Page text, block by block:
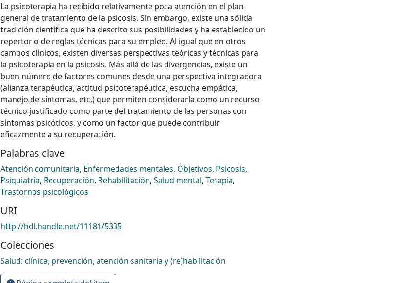
La psicoterapia ha recibido relativamente poca atención en el plan
general de tratamiento de la psicosis. Sin embargo, existe una sólida
tradición científica que ha descrito sus posibilidades y ha establecido un
repertorio de reglas técnicas para su empleo. Al igual que en otros
campos clínicos, existen diversas perspectivas teóricas y técnicas para
la psicoterapia en la psicosis. Más allá de las divergencias, existe un
buen número de factores comunes desde una perspectiva integradora
(alianza terapéutica, actitud psicoterapéutica, escucha empática,
manejo de síntomas, etc.) que permiten considerarla como un recurso
técnico justificado como parte del tratamiento de las personas con
síntomas psicóticos, y como un factor que puede contribuir
eficazmente a su recuperación.
Palabras clave
Atención comunitaria, Enfermedades mentales, Objetivos, Psicosis,
Psiquiatría, Recuperación, Rehabilitación, Salud mental, Terapia,
Trastornos psicológicos
URI
http://hdl.handle.net/11181/5335
Colecciones
Salud: clínica, prevención, atención sanitaria y (re)habilitación